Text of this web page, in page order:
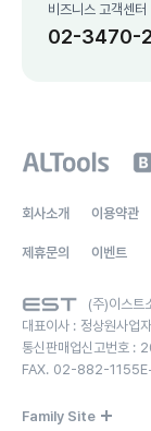
비즈니스 고객센터
02-3470-
회사소개 이용약관
제휴문의 이벤트
(주)이스트
대표이사 : 정상원사업
통신판매업신고번호 :
FAX. 02-882-1155
Family Site